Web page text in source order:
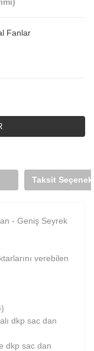
Fanlar
Taksit
- Geniş Seyrek
verebilen
dkp sac dan
dkp sac dan